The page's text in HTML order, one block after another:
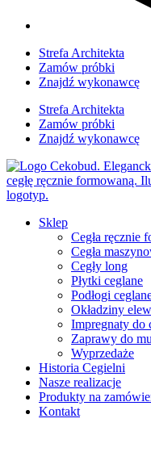
Strefa Architekta
Zamów próbki
Znajdź wykonawcę
Strefa Architekta
Zamów próbki
Znajdź wykonawcę
Sklep
Cegła ręcznie
Cegła
Cegły long
Płytki ceglane
Podłogi
Okładziny
Impregnaty do
Zaprawy do
Wyprzedaże
Historia Cegielni
Nasze realizacje
Produkty na
Kontakt